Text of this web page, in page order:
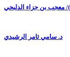
معجب بن جزاء الدلبحي
د. سامي ثامر الرشيدي